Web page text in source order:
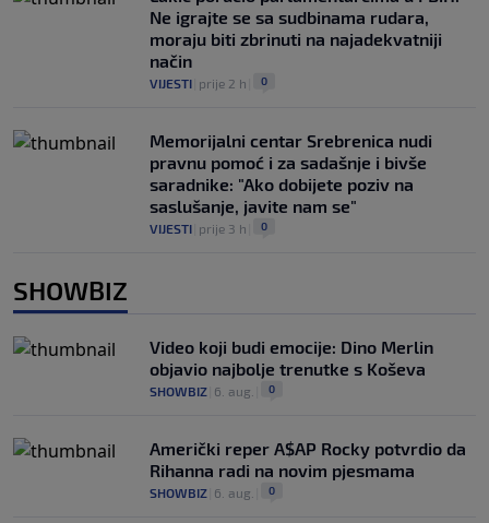
Ne igrajte se sa sudbinama rudara,
moraju biti zbrinuti na najadekvatniji
način
VIJESTI prije 2 h 0
Memorijalni centar Srebrenica nudi
pravnu pomoć i za sadašnje i bivše
saradnike: "Ako dobijete poziv na
saslušanje, javite nam se"
VIJESTI prije 3 h 0
SHOWBIZ
Video koji budi emocije: Dino Merlin
objavio najbolje trenutke s Koševa
SHOWBIZ 6. aug. 0
Američki reper A$AP Rocky potvrdio da
Rihanna radi na novim pjesmama
SHOWBIZ 6. aug. 0